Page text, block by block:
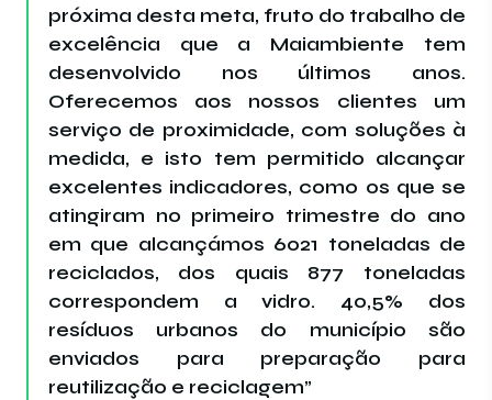
próxima desta meta, fruto do trabalho de
excelência que a Maiambiente tem
desenvolvido nos últimos anos.
Oferecemos aos nossos clientes um
serviço de proximidade, com soluções à
medida, e isto tem permitido alcançar
excelentes indicadores, como os que se
atingiram no primeiro trimestre do ano
em que alcançámos 6021 toneladas de
reciclados, dos quais 877 toneladas
correspondem a vidro. 40,5% dos
resíduos urbanos do município são
enviados para preparação para
reutilização e reciclagem”